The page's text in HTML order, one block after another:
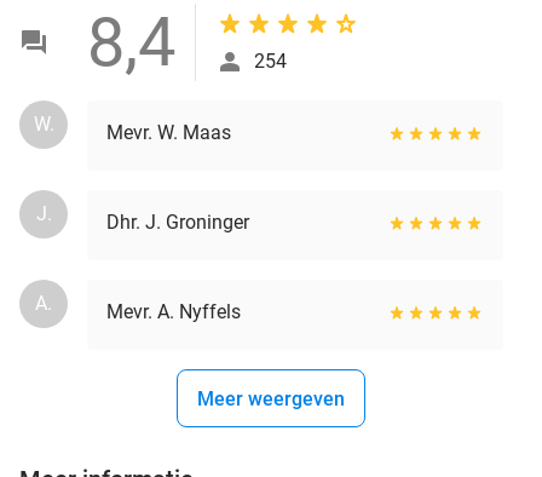
8,4 254
W. Mevr. W. Maas
J. Dhr. J. Groninger
A. Mevr. A. Nyffels
Meer weergeven